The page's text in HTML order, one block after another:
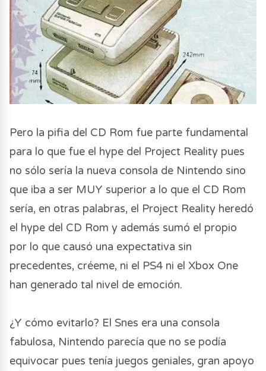
Pero la pifia del CD Rom fue parte fundamental
para lo que fue el hype del Project Reality pues
no sólo sería la nueva consola de Nintendo sino
que iba a ser MUY superior a lo que el CD Rom
sería, en otras palabras, el Project Reality heredó
el hype del CD Rom y además sumó el propio
por lo que causó una expectativa sin
precedentes, créeme, ni el PS4 ni el Xbox One
han generado tal nivel de emoción.
¿Y cómo evitarlo? El Snes era una consola
fabulosa, Nintendo parecía que no se podía
equivocar pues tenía juegos geniales, gran apoyo